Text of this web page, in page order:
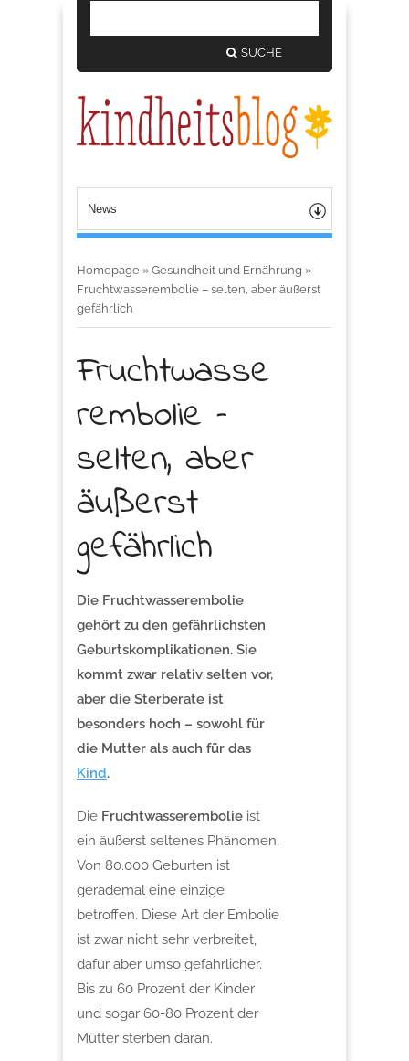
SUCHE
Homepage » Gesundheit und Ernährung »
Fruchtwasserembolie – selten, aber äußerst
gefährlich
Fruchtwasse
rembolie –
selten, aber
äußerst
gefährlich
Die Fruchtwasserembolie
gehört zu den gefährlichsten
Geburtskomplikationen. Sie
kommt zwar relativ selten vor,
aber die Sterberate ist
besonders hoch – sowohl für
die Mutter als auch für das
Kind.
Die Fruchtwasserembolie ist
ein äußerst seltenes Phänomen.
Von 80.000 Geburten ist
gerademal eine einzige
betroffen. Diese Art der Embolie
ist zwar nicht sehr verbreitet,
dafür aber umso gefährlicher.
Bis zu 60 Prozent der Kinder
und sogar 60-80 Prozent der
Mütter sterben daran.